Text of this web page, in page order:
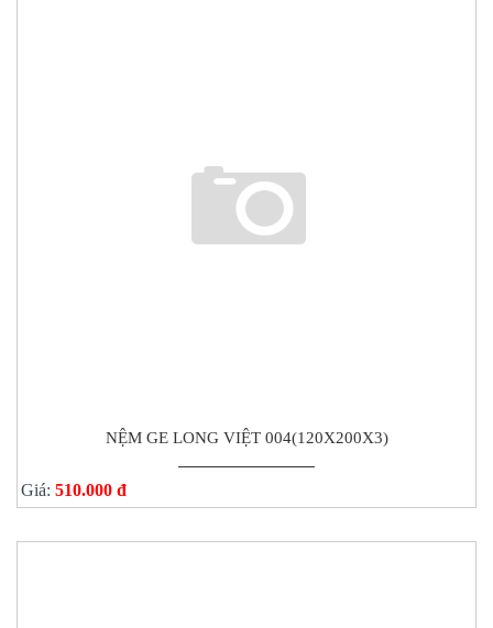
NỆM GE LONG VIỆT 004(120X200X3)
Giá: 510.000 đ